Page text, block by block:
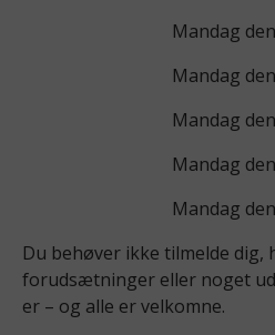
Mandag
Mandag
Mandag
Mandag
Mandag
Du behøver ikke tilmelde dig,
forudsætninger eller noget
er – og alle er velkomne.